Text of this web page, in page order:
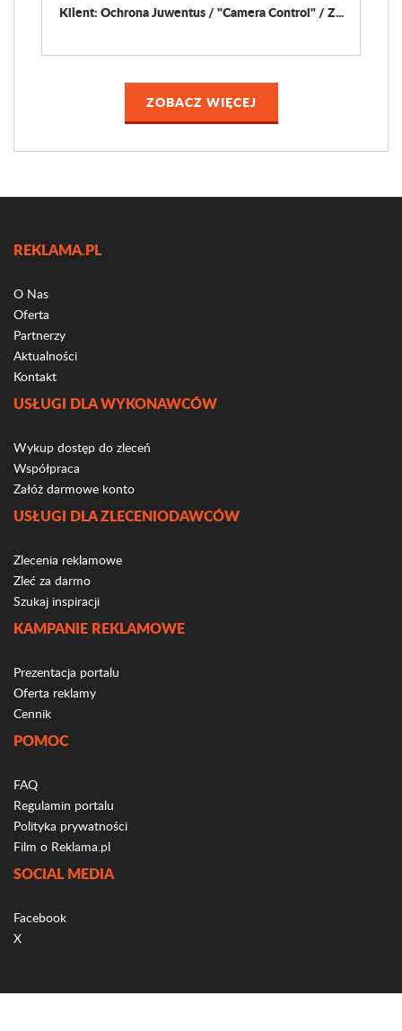
Klient: Ochrona Juwentus / "Camera Control" / Z...
ZOBACZ WIĘCEJ
REKLAMA.PL
O Nas
Oferta
Partnerzy
Aktualności
Kontakt
USŁUGI DLA WYKONAWCÓW
Wykup dostęp do zleceń
Współpraca
Załóż darmowe konto
USŁUGI DLA ZLECENIODAWCÓW
Zlecenia reklamowe
Zleć za darmo
Szukaj inspiracji
KAMPANIE REKLAMOWE
Prezentacja portalu
Oferta reklamy
Cennik
POMOC
FAQ
Regulamin portalu
Polityka prywatności
Film o Reklama.pl
SOCIAL MEDIA
Facebook
X